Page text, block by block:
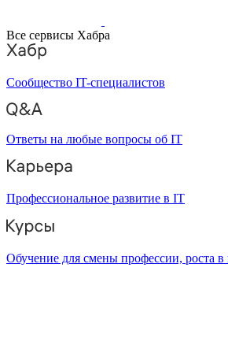
Все сервисы Хабра
Сообщество IT-специалистов
Ответы на любые вопросы об IT
Профессиональное развитие в IT
Обучение для смены профессии, роста в